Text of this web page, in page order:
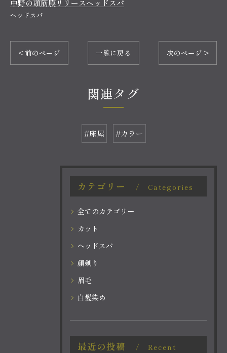
中野の頭筋膜リリースヘッドスパ
ヘッドスパ
< 前のページ 一覧に戻る 次のページ >
関連タグ
#床屋 #カラー
カテゴリー Categories
全てのカテゴリー
カット
ヘッドスパ
顔剃り
眉毛
白髪染め
最近の投稿
Recent